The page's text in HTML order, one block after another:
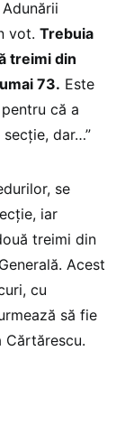
vot. Trebuia
treimi din
73. Este
că a
dar…”
se
iar
treimi din
Acest
cu
să fie
Cărtărescu.